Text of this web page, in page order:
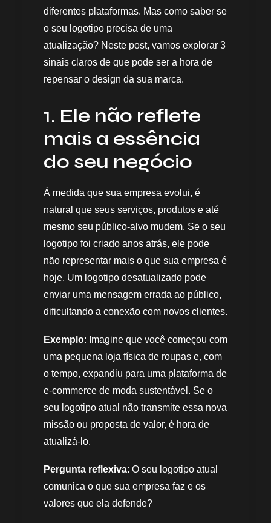
diferentes plataformas. Mas como saber se
o seu logotipo precisa de uma
atualização? Neste post, vamos explorar 3
sinais claros de que pode ser a hora de
repensar o design da sua marca.
1. Ele não reflete
mais a essência
do seu negócio
À medida que sua empresa evolui, é
natural que seus serviços, produtos e até
mesmo seu público-alvo mudem. Se o seu
logotipo foi criado anos atrás, ele pode
não representar mais o que sua empresa é
hoje. Um logotipo desatualizado pode
enviar uma mensagem errada ao público,
dificultando a conexão com novos clientes.
Exemplo: Imagine que você começou com
uma pequena loja física de roupas e, com
o tempo, expandiu para uma plataforma de
e-commerce de moda sustentável. Se o
seu logotipo atual não transmite essa nova
missão ou proposta de valor, é hora de
atualizá-lo.
Pergunta reflexiva: O seu logotipo atual
comunica o que sua empresa faz e os
valores que ela defende?